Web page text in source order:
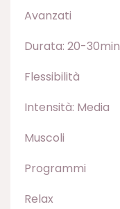
Avanzati
Durata: 20-30min
Flessibilità
Intensità: Media
Muscoli
Programmi
Relax